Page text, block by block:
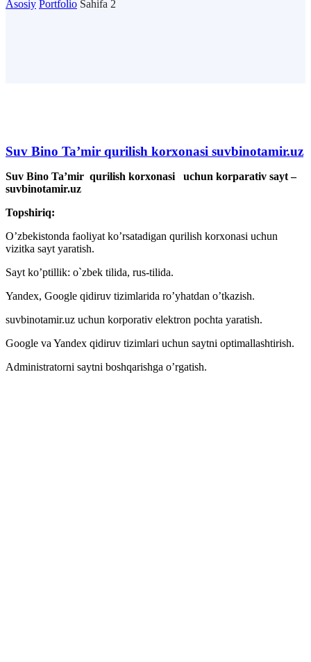
Asosiy Portfolio Sahifa 2
Suv Bino Ta’mir qurilish korxonasi suvbinotamir.uz
Suv Bino Ta’mir qurilish korxonasi uchun korparativ sayt –
suvbinotamir.uz
Topshiriq:
O’zbekistonda faoliyat ko’rsatadigan qurilish korxonasi uchun
vizitka sayt yaratish.
Sayt ko’ptillik: o`zbek tilida, rus-tilida.
Yandex, Google qidiruv tizimlarida ro’yhatdan o’tkazish.
suvbinotamir.uz uchun korporativ elektron pochta yaratish.
Google va Yandex qidiruv tizimlari uchun saytni optimallashtirish.
Administratorni saytni boshqarishga o’rgatish.